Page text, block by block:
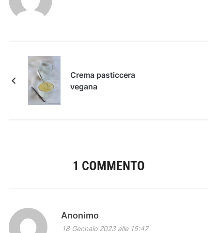
Crema pasticcera
vegana
1 COMMENTO
Anonimo
18 Gennaio 2023 alle 15:47